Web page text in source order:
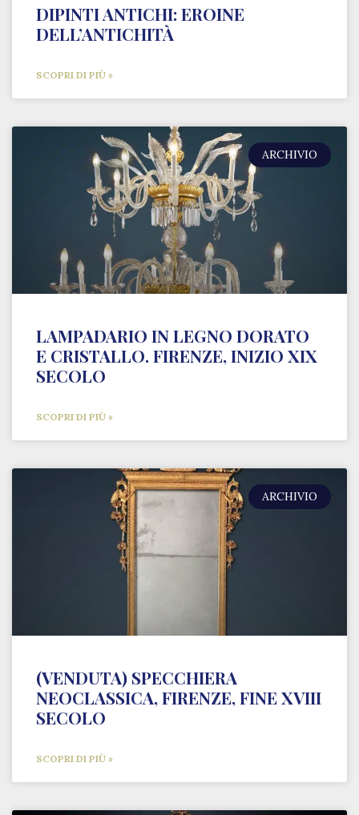
DIPINTI ANTICHI: EROINE
DELL’ANTICHITÀ
SCOPRI DI PIÙ »
ARCHIVIO
LAMPADARIO IN LEGNO DORATO
E CRISTALLO. FIRENZE, INIZIO XIX
SECOLO
SCOPRI DI PIÙ »
ARCHIVIO
(VENDUTA) SPECCHIERA
NEOCLASSICA, FIRENZE, FINE XVIII
SECOLO
SCOPRI DI PIÙ »